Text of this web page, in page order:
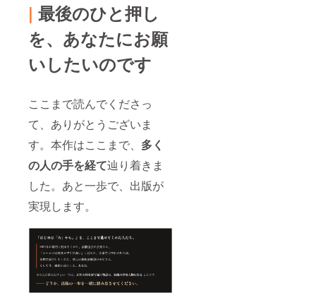
| 最後のひと押し
を、あなたにお願
いしたいのです
ここまで読んでくださっ
て、ありがとうございま
す。本作はここまで、 多く
の人の手を経て辿り着きま
した。あと一歩で、出版が
実現します。